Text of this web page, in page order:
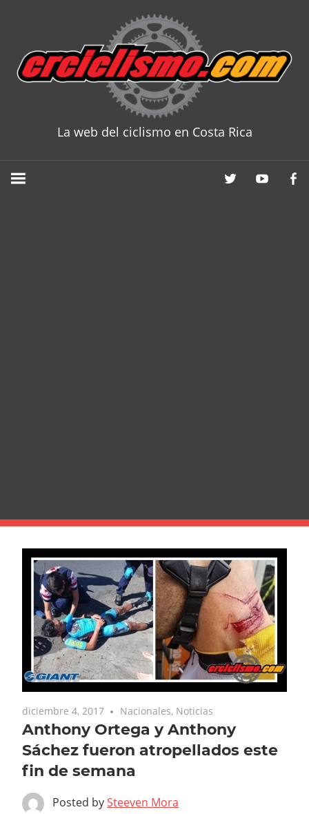
content
La web del ciclismo en Costa Rica
diciembre 4, 2017 Nacionales, Noticias
Anthony Ortega y Anthony
Sáchez fueron atropellados este
fin de semana
Posted bySteeven Mora